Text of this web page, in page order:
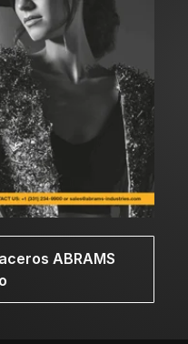
herramienta L3
por pulgada
de
de enfriamiento para
(1526 °F) y por
ABRAMS